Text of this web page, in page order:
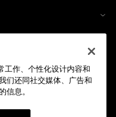
工作、个性化设计内容和
们还同社交媒体、广告和
信息。